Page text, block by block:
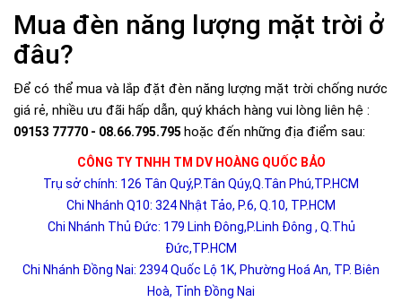
Mua đèn năng lượng mặt trời ở
đâu?
Để có thể mua và lắp đặt đèn năng lượng mặt trời chống nước
giá rẻ, nhiều ưu đãi hấp dẫn, quý khách hàng vui lòng liên hệ :
09153 77770 - 08.66.795.795 hoặc đến những địa điểm sau:
CÔNG TY TNHH TM DV HOÀNG QUỐC BẢO
Trụ sở chính: 126 Tân Quý,P.Tân Qúy,Q.Tân Phú,TP.HCM
Chi Nhánh Q10: 324 Nhật Tảo, P.6, Q.10, TP.HCM
Chi Nhánh Thủ Đức: 179 Linh Đông,P.Linh Đông , Q.Thủ
Đức,TP.HCM
Chi Nhánh Đồng Nai: 2394 Quốc Lộ 1K, Phường Hoá An, TP. Biên
Hoà, Tỉnh Đồng Nai